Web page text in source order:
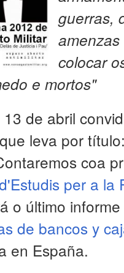
guerras,
colocar
e mortos"
de abril
leva por
coa
per a la
o último informe
de bancos y
en España.